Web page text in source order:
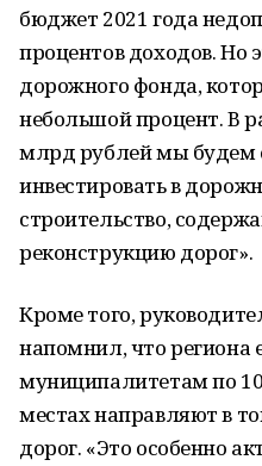
бюджет 2021 года
процентов доходов. Но
дорожного фонда,
небольшой процент. В
млрд рублей мы будем
инвестировать в
строительство,
реконструкцию дорог».
Кроме того,
напомнил, что региона
муниципалитетам по
местах направляют в
дорог. «Это особенно